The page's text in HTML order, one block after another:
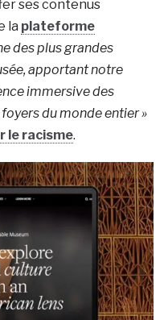
ses contenus
la plateforme
des plus grandes
apportant notre
immersive des
du monde entier »
le racisme.